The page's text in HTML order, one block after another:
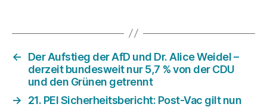
←
Der Aufstieg der AfD und Dr. Alice Weidel –
derzeit bundesweit nur 5,7 % von der CDU
und den Grünen getrennt
→
21. PEI Sicherheitsbericht: Post-Vac gilt nun